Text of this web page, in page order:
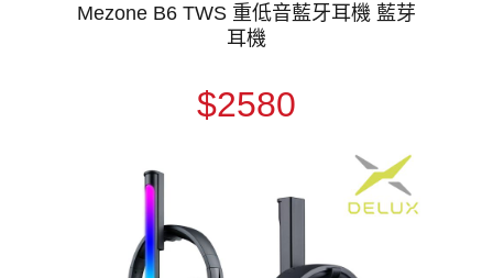
Mezone B6 TWS 重低音藍牙耳機 藍芽
耳機
$2580